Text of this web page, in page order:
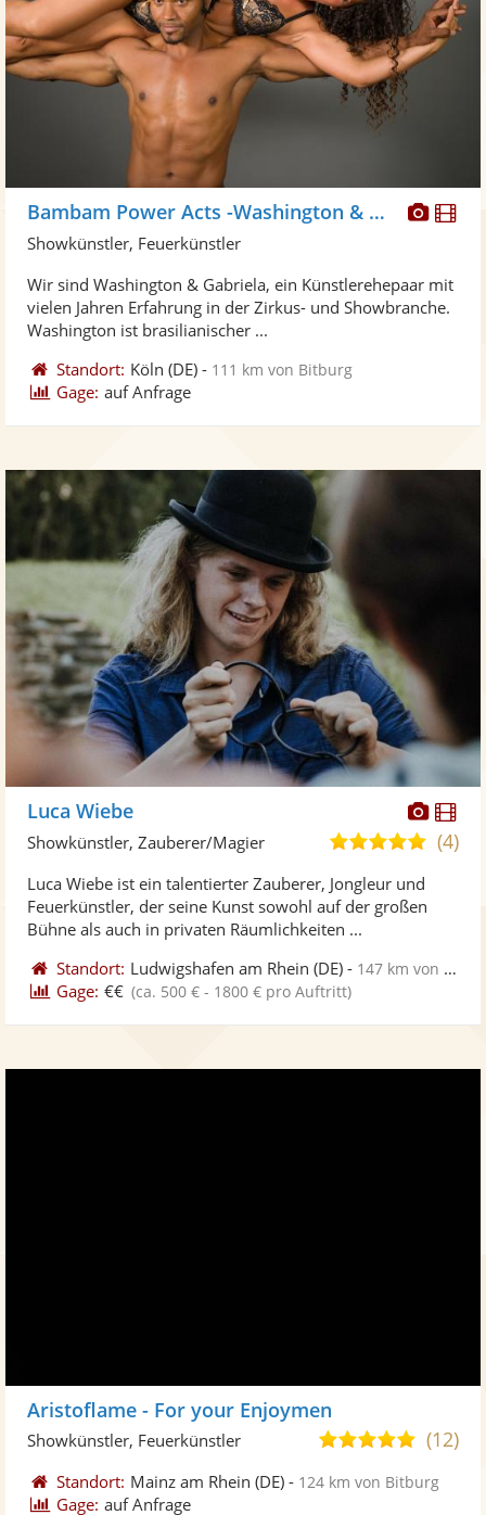
Fotos
Bambam Power Acts -Washington & Gabriela
Showkünstler, Feuerkünstler
Wir sind Washington & Gabriela, ein Künstlerehepaar mit
vielen Jahren Erfahrung in der Zirkus- und Showbranche.
Washington ist brasilianischer ...
Standort: Köln (DE) - 111 km von Bitburg
Gage: auf Anfrage
Luca Wiebe
5,0(4)
Showkünstler, Zauberer/Magier
Luca Wiebe ist ein talentierter Zauberer, Jongleur und
Feuerkünstler, der seine Kunst sowohl auf der großen
Bühne als auch in privaten Räumlichkeiten ...
Standort: Ludwigshafen am Rhein (DE) - 147 km von Bitburg
Gage: €€ (ca. 500 € - 1800 € pro Auftritt)
Aristoflame - For your Enjoymen
4,9
5
(12)
Showkünstler, Feuerkünstler
Standort: Mainz am Rhein (DE) - 124 km von Bitburg
Gage: auf Anfrage